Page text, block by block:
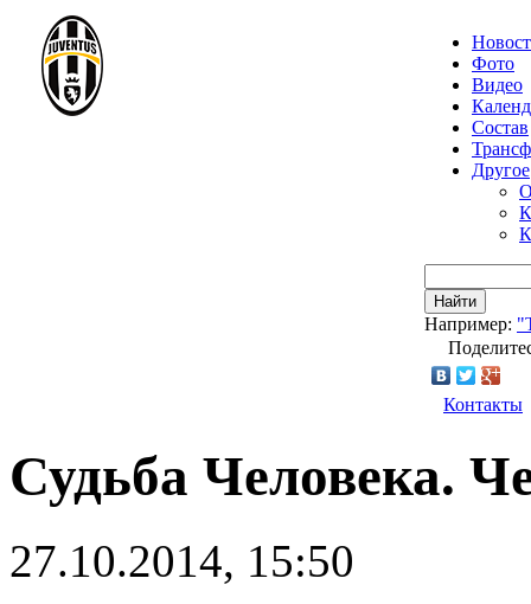
Фото
Видео
Состав
Другое
Найти
Например:
Контакты
Судьба Человека.
27.10.2014, 15:50